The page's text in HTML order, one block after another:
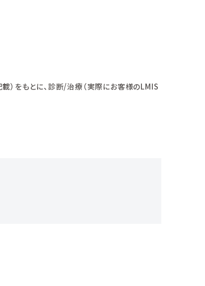
）をもとに、診断/治療（実際にお客様のLMIS